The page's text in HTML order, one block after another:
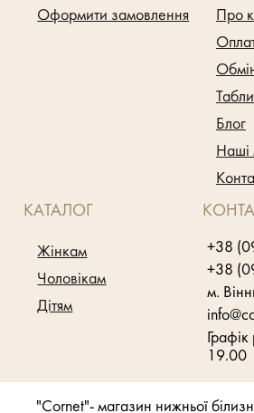
Оформити замовлення
Про
Блог
Наші
КАТАЛОГ
Жінкам
Чоловікам
Дітям
+38
+38
м.
19.00
"Cornet"- магазин нижньої